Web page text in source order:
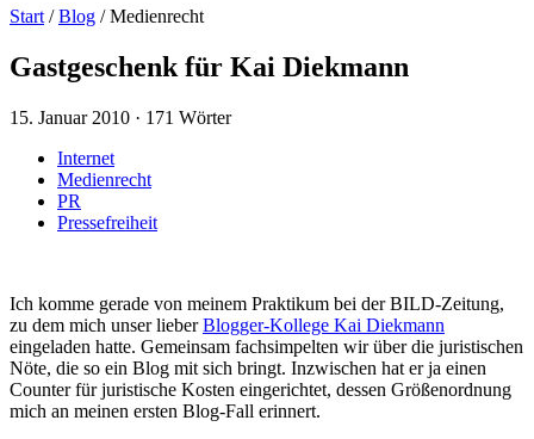
Start /Blog / Medienrecht
Gastgeschenk für Kai Diekmann
15. Januar 2010 · 171 Wörter
Internet
Medienrecht
PR
Pressefreiheit
Ich komme gerade von meinem Praktikum bei der BILD-Zeitung,
zu dem mich unser lieberBlogger-Kollege Kai Diekmann
eingeladen hatte. Gemeinsam fachsimpelten wir über die juristischen
Nöte, die so ein Blog mit sich bringt. Inzwischen hat er ja einen
Counter für juristische Kosten eingerichtet, dessen Größenordnung
mich an meinen ersten Blog-Fall erinnert.